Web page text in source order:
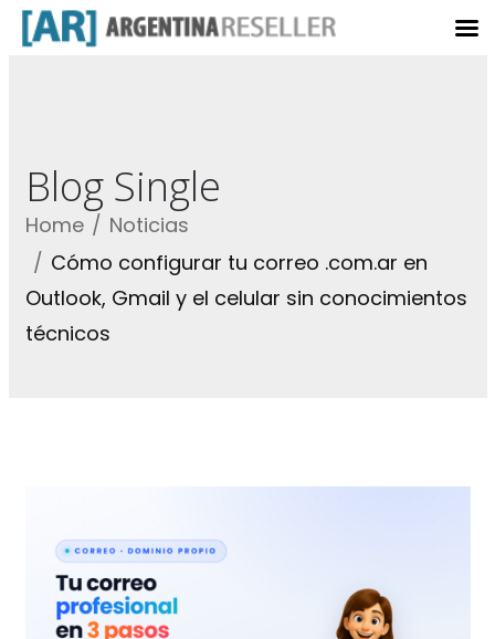
Blog Single
Home
Noticias
Cómo configurar tu correo .com.ar en
Outlook, Gmail y el celular sin conocimientos
técnicos